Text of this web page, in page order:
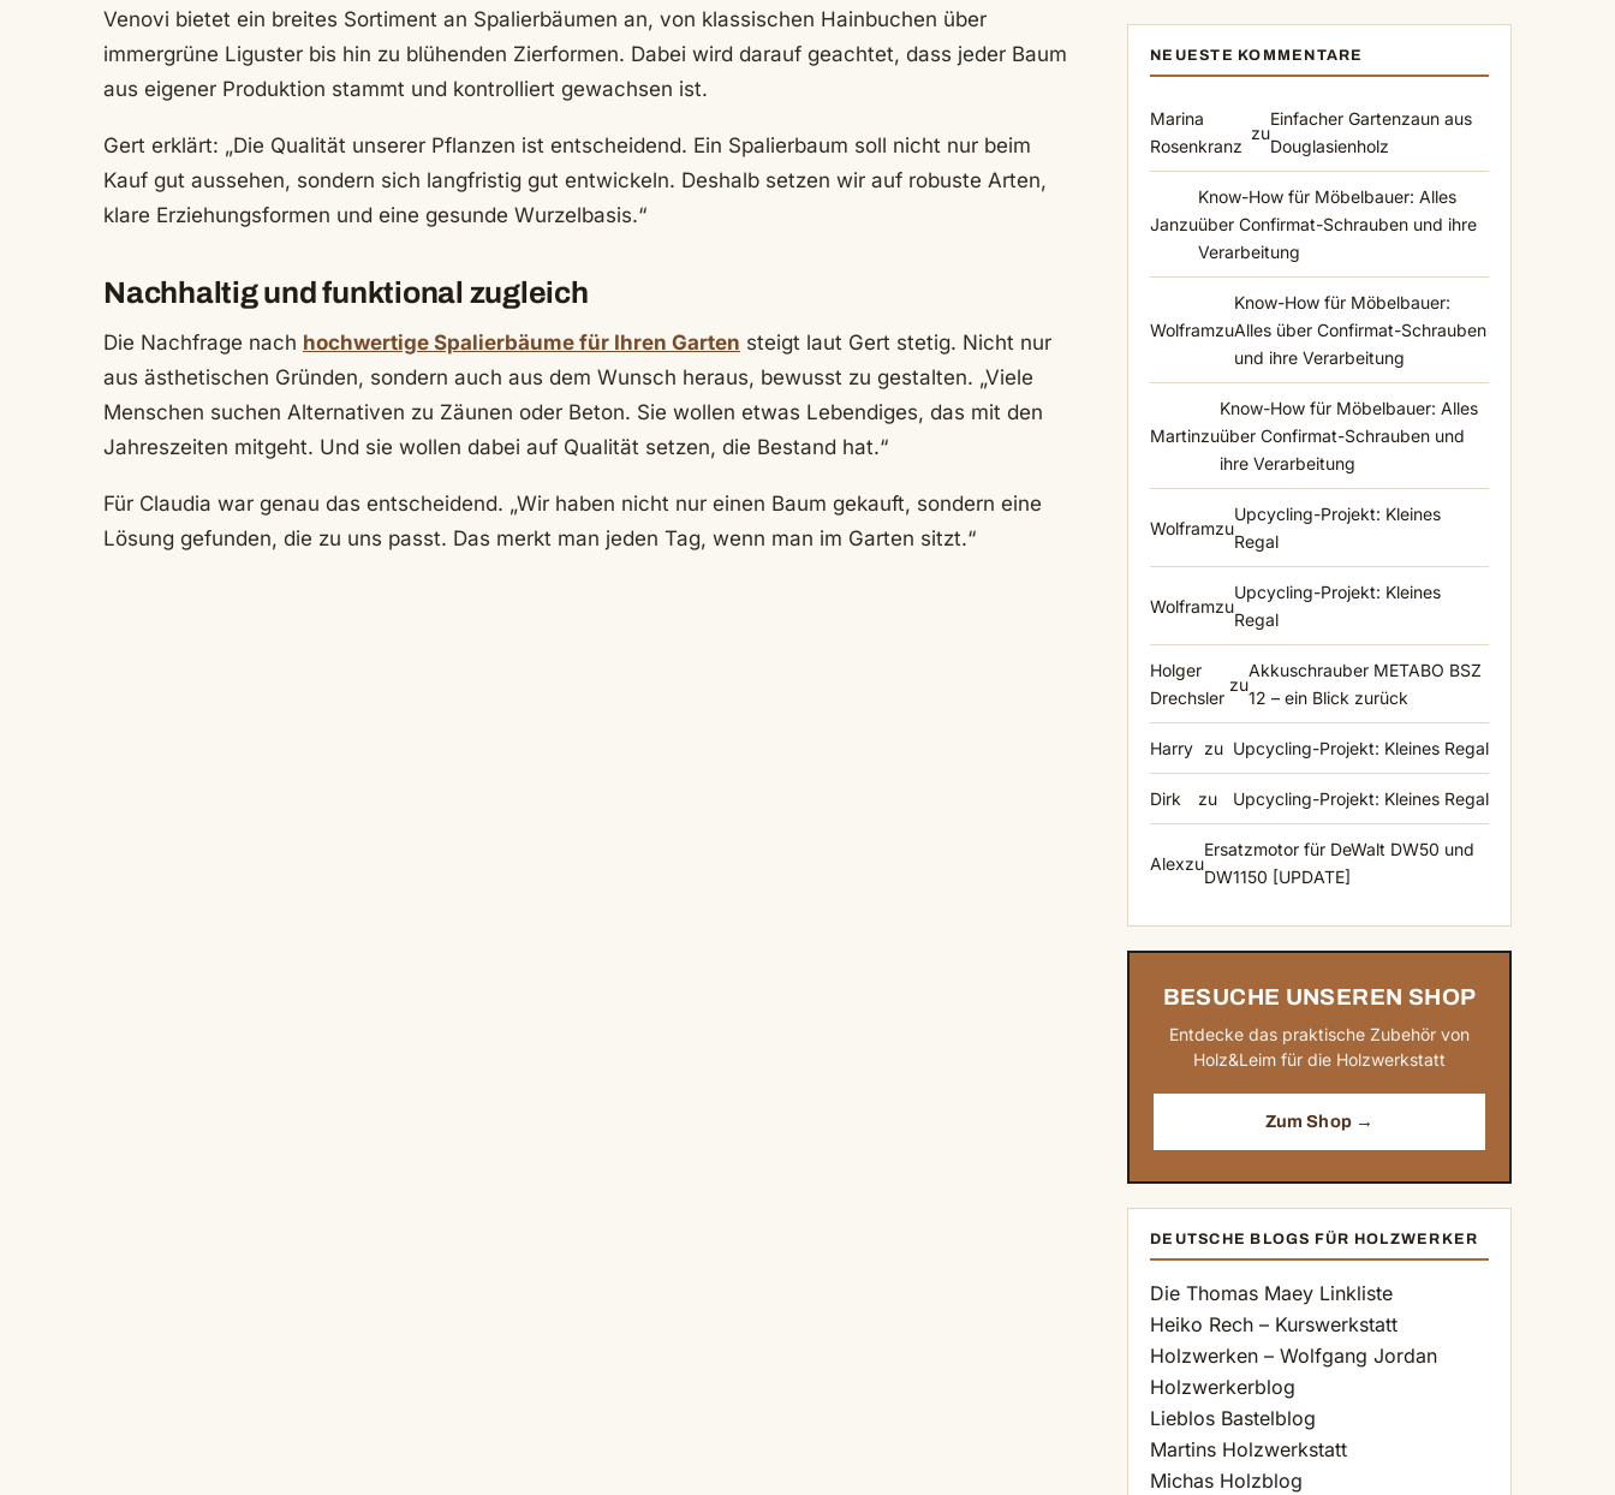
Venovi bietet ein breites Sortiment an Spalierbäumen an, von klassischen Hainbuchen über
immergrüne Liguster bis hin zu blühenden Zierformen. Dabei wird darauf geachtet, dass jeder Baum
aus eigener Produktion stammt und kontrolliert gewachsen ist.
Gert erklärt: „Die Qualität unserer Pflanzen ist entscheidend. Ein Spalierbaum soll nicht nur beim
Kauf gut aussehen, sondern sich langfristig gut entwickeln. Deshalb setzen wir auf robuste Arten,
klare Erziehungsformen und eine gesunde Wurzelbasis.“
Nachhaltig und funktional zugleich
Die Nachfrage nach hochwertige Spalierbäume für Ihren Garten steigt laut Gert stetig. Nicht nur
aus ästhetischen Gründen, sondern auch aus dem Wunsch heraus, bewusst zu gestalten. „Viele
Menschen suchen Alternativen zu Zäunen oder Beton. Sie wollen etwas Lebendiges, das mit den
Jahreszeiten mitgeht. Und sie wollen dabei auf Qualität setzen, die Bestand hat.“
Für Claudia war genau das entscheidend. „Wir haben nicht nur einen Baum gekauft, sondern eine
Lösung gefunden, die zu uns passt. Das merkt man jeden Tag, wenn man im Garten sitzt.“
NEUESTE KOMMENTARE
Marina
Rosenkranz
zu
Einfacher Gartenzaun aus
Douglasienholz
Janzu
Know-How für Möbelbauer: Alles
über Confirmat-Schrauben und ihre
Verarbeitung
Wolframzu
Know-How für Möbelbauer:
Alles über Confirmat-Schrauben
und ihre Verarbeitung
Martinzu
Know-How für Möbelbauer: Alles
über Confirmat-Schrauben und
ihre Verarbeitung
Wolframzu
Upcycling-Projekt: Kleines
Regal
Wolframzu
Upcycling-Projekt: Kleines
Regal
Holger
Drechsler
zu
Akkuschrauber METABO BSZ
12 – ein Blick zurück
Harry zu Upcycling-Projekt: Kleines Regal
Dirk zu Upcycling-Projekt: Kleines Regal
Alexzu
Ersatzmotor für DeWalt DW50 und
DW1150 [UPDATE]
BESUCHE UNSEREN SHOP
Entdecke das praktische Zubehör von
Holz&Leim für die Holzwerkstatt
Zum Shop →
DEUTSCHE BLOGS FÜR HOLZWERKER
Die Thomas Maey Linkliste
Heiko Rech – Kurswerkstatt
Holzwerken – Wolfgang Jordan
Holzwerkerblog
Lieblos Bastelblog
Martins Holzwerkstatt
Michas Holzblog